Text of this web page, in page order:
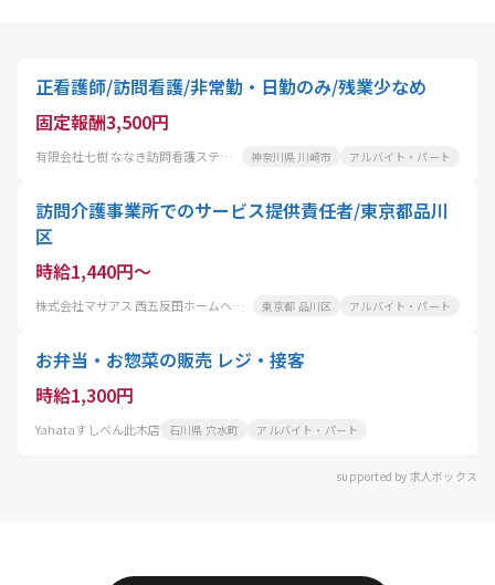
正看護師/訪問看護/非常勤・日勤のみ/残業少なめ
固定報酬3,500円
有限会社七樹 ななき訪問看護ステーション 神奈川県 川崎市 アルバイト・パート
訪問介護事業所でのサービス提供責任者/東京都品川
区
時給1,440円～
株式会社マザアス 西五反田ホームヘルパーステーション 東京都 品川区 アルバイト・パート
お弁当・お惣菜の販売 レジ・接客
時給1,300円
Yahataすしべん此木店 石川県 穴水町 アルバイト・パート
supported by 求人ボックス